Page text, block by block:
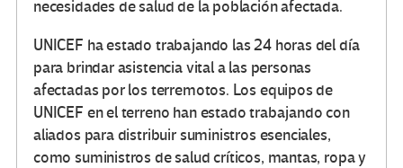
necesidades de salud de la población afectada.
UNICEF ha estado trabajando las 24 horas del día
para brindar asistencia vital a las personas
afectadas por los terremotos. Los equipos de
UNICEF en el terreno han estado trabajando con
aliados para distribuir suministros esenciales,
como suministros de salud críticos, mantas, ropa y